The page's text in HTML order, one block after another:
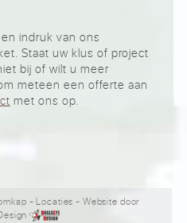
indruk van ons
Staat uw klus of project
bij of wilt u meer
meteen een offerte aan
met ons op.
-Locaties - Website door